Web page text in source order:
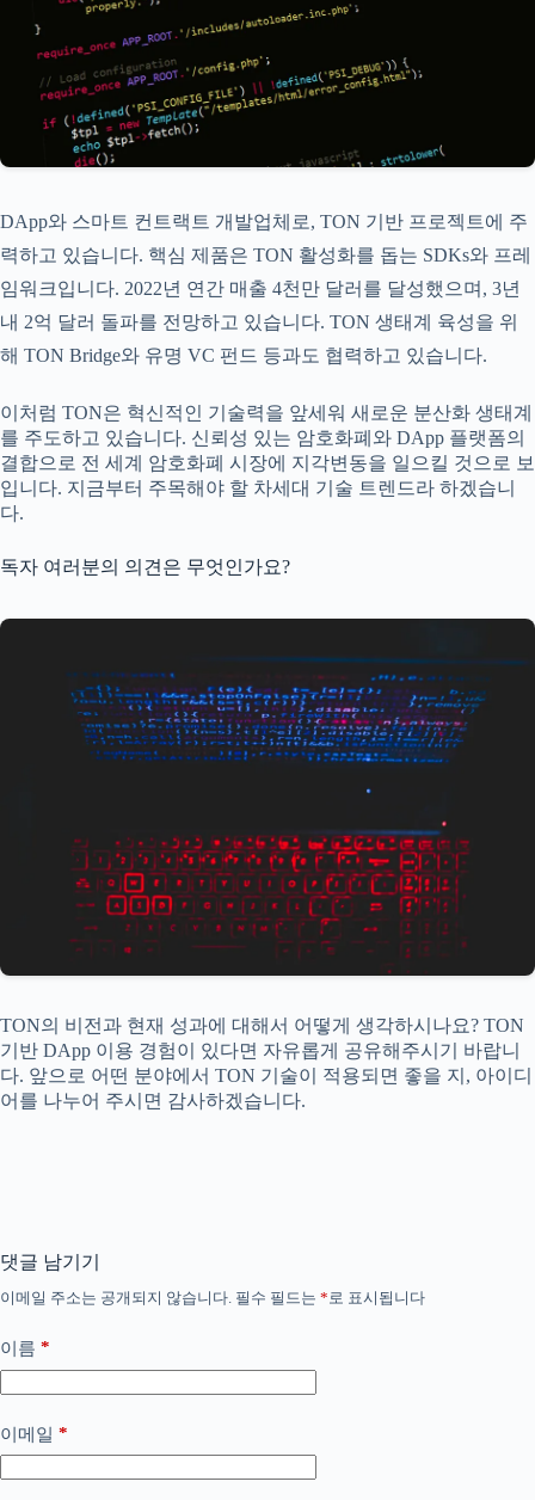
DApp와 스마트 컨트랙트 개발업체로, TON 기반 프로젝트에 주
력하고 있습니다. 핵심 제품은 TON 활성화를 돕는 SDKs와 프레
임워크입니다. 2022년 연간 매출 4천만 달러를 달성했으며, 3년
내 2억 달러 돌파를 전망하고 있습니다. TON 생태계 육성을 위
해 TON Bridge와 유명 VC 펀드 등과도 협력하고 있습니다.
이처럼 TON은 혁신적인 기술력을 앞세워 새로운 분산화 생태계
를 주도하고 있습니다. 신뢰성 있는 암호화폐와 DApp 플랫폼의
결합으로 전 세계 암호화폐 시장에 지각변동을 일으킬 것으로 보
입니다. 지금부터 주목해야 할 차세대 기술 트렌드라 하겠습니
다.
독자 여러분의 의견은 무엇인가요?
TON의 비전과 현재 성과에 대해서 어떻게 생각하시나요? TON
기반 DApp 이용 경험이 있다면 자유롭게 공유해주시기 바랍니
다. 앞으로 어떤 분야에서 TON 기술이 적용되면 좋을 지, 아이디
어를 나누어 주시면 감사하겠습니다.
댓글 남기기
이메일 주소는 공개되지 않습니다. 필수 필드는 *로 표시됩니다
이름 *
이메일 *